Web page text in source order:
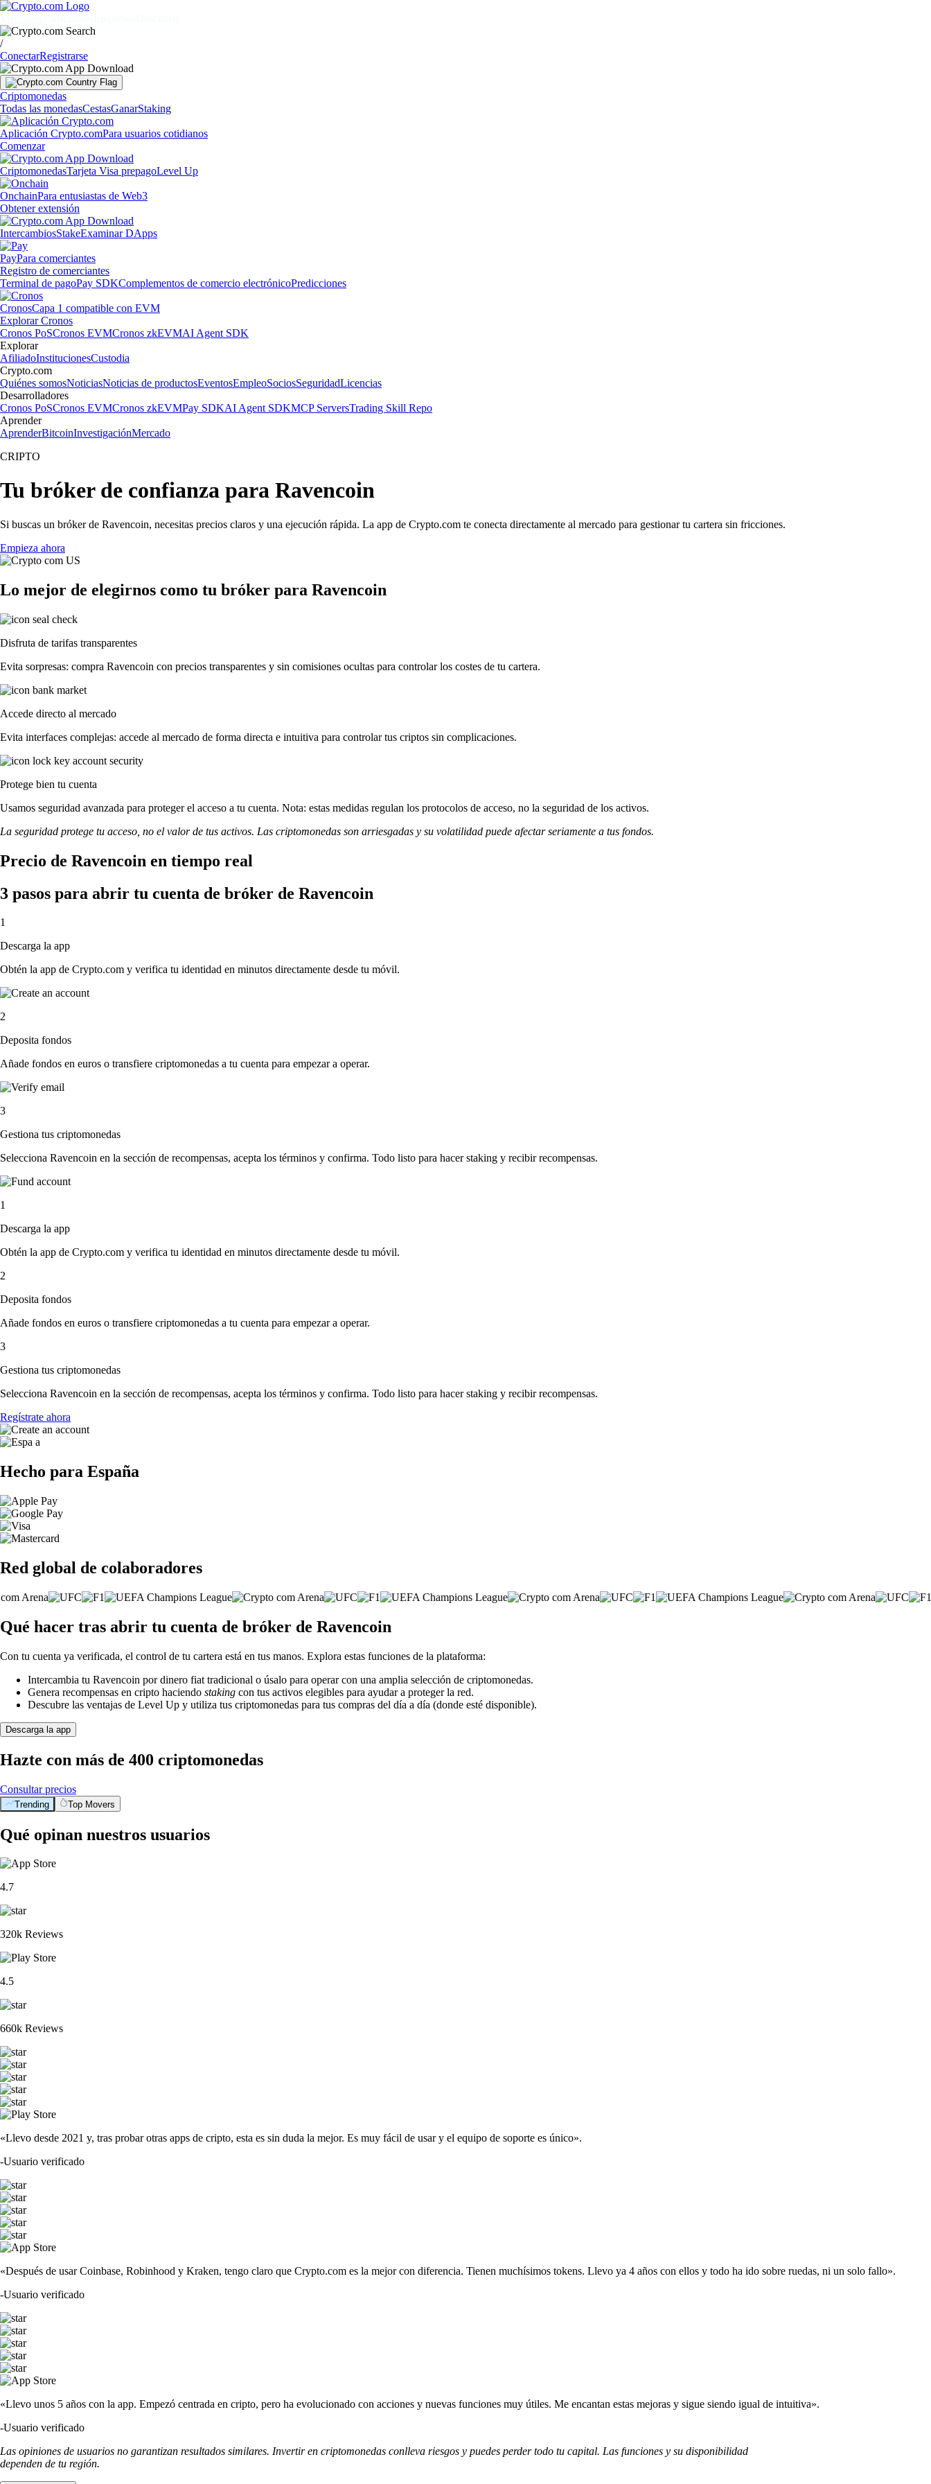
/
ConectarRegistrarse
Criptomonedas
Todas las monedasCestasGanarStaking
Aplicación Crypto.comPara usuarios cotidianos
Comenzar
CriptomonedasTarjeta Visa prepagoLevel Up
OnchainPara entusiastas de Web3
Obtener extensión
IntercambiosStakeExaminar DApps
PayPara comerciantes
Registro de comerciantes
Terminal de pagoPay SDKComplementos de comercio electrónicoPredicciones
CronosCapa 1 compatible con EVM
Explorar Cronos
Cronos PoSCronos EVMCronos zkEVMAI Agent SDK
Explorar
AfiliadoInstitucionesCustodia
Crypto.com
Quiénes somosNoticiasNoticias de productosEventosEmpleoSociosSeguridadLicencias
Desarrolladores
Cronos PoSCronos EVMCronos zkEVMPay SDKAI Agent SDKMCP ServersTrading Skill Repo
Aprender
AprenderBitcoinInvestigaciónMercado
CRIPTO
Tu bróker de confianza para Ravencoin
Si buscas un bróker de Ravencoin, necesitas precios claros y una ejecución rápida. La app de Crypto.com te conecta directamente al mercado para gestionar tu cartera sin fricciones.
Empieza ahora
Lo mejor de elegirnos como tu bróker para Ravencoin
Disfruta de tarifas transparentes
Evita sorpresas: compra Ravencoin con precios transparentes y sin comisiones ocultas para controlar los costes de tu cartera.
Accede directo al mercado
Evita interfaces complejas: accede al mercado de forma directa e intuitiva para controlar tus criptos sin complicaciones.
Protege bien tu cuenta
Usamos seguridad avanzada para proteger el acceso a tu cuenta. Nota: estas medidas regulan los protocolos de acceso, no la seguridad de los activos.
La seguridad protege tu acceso, no el valor de tus activos. Las criptomonedas son arriesgadas y su volatilidad puede afectar seriamente a tus fondos.
Precio de Ravencoin en tiempo real
3 pasos para abrir tu cuenta de bróker de Ravencoin
1
Descarga la app
Obtén la app de Crypto.com y verifica tu identidad en minutos directamente desde tu móvil.
2
Deposita fondos
Añade fondos en euros o transfiere criptomonedas a tu cuenta para empezar a operar.
3
Gestiona tus criptomonedas
Selecciona Ravencoin en la sección de recompensas, acepta los términos y confirma. Todo listo para hacer staking y recibir recompensas.
1
Descarga la app
Obtén la app de Crypto.com y verifica tu identidad en minutos directamente desde tu móvil.
2
Deposita fondos
Añade fondos en euros o transfiere criptomonedas a tu cuenta para empezar a operar.
3
Gestiona tus criptomonedas
Selecciona Ravencoin en la sección de recompensas, acepta los términos y confirma. Todo listo para hacer staking y recibir recompensas.
Regístrate ahora
Hecho para España
Red global de colaboradores
Qué hacer tras abrir tu cuenta de bróker de Ravencoin
Con tu cuenta ya verificada, el control de tu cartera está en tus manos. Explora estas funciones de la plataforma:
Intercambia tu Ravencoin por dinero fiat tradicional o úsalo para operar con una amplia selección de criptomonedas.
Genera recompensas en cripto haciendo staking con tus activos elegibles para ayudar a proteger la red.
Descubre las ventajas de Level Up y utiliza tus criptomonedas para tus compras del día a día (donde esté disponible).
Descarga la app
Hazte con más de 400 criptomonedas
Consultar precios
Trending Top Movers
Qué opinan nuestros usuarios
4.7
320k Reviews
4.5
660k Reviews
«Llevo desde 2021 y, tras probar otras apps de cripto, esta es sin duda la mejor. Es muy fácil de usar y el equipo de soporte es único».
-Usuario verificado
«Después de usar Coinbase, Robinhood y Kraken, tengo claro que Crypto.com es la mejor con diferencia. Tienen muchísimos tokens. Llevo ya 4 años con ellos y todo ha ido sobre ruedas, ni un solo fallo».
-Usuario verificado
«Llevo unos 5 años con la app. Empezó centrada en cripto, pero ha evolucionado con acciones y nuevas funciones muy útiles. Me encantan estas mejoras y sigue siendo igual de intuitiva».
-Usuario verificado
Las opiniones de usuarios no garantizan resultados similares. Invertir en criptomonedas conlleva riesgos y puedes perder todo tu capital. Las funciones y su disponibilidad
dependen de tu región.